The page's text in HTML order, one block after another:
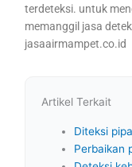
terdeteksi. untuk
memanggil jasa
jasaairmampet.co.id
Artikel Terkait
Diteksi
Perbaikan